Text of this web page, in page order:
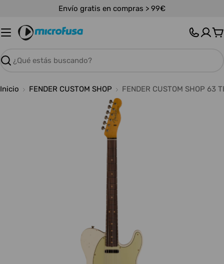
contenido
Envío gratis en compras > 99€
Buscar
Inicio FENDER CUSTOM SHOP FENDER CUSTOM SHOP 63